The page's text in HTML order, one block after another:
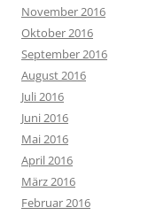
November 2016
Oktober 2016
September 2016
August 2016
Juli 2016
Juni 2016
Mai 2016
April 2016
März 2016
Februar 2016